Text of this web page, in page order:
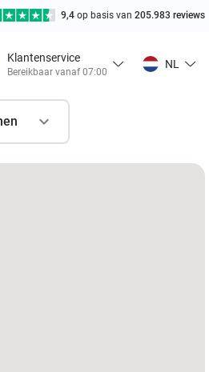
9,4 op basis van 205.983 reviews
Klantenservice
Bereikbaar vanaf 07:00
NL